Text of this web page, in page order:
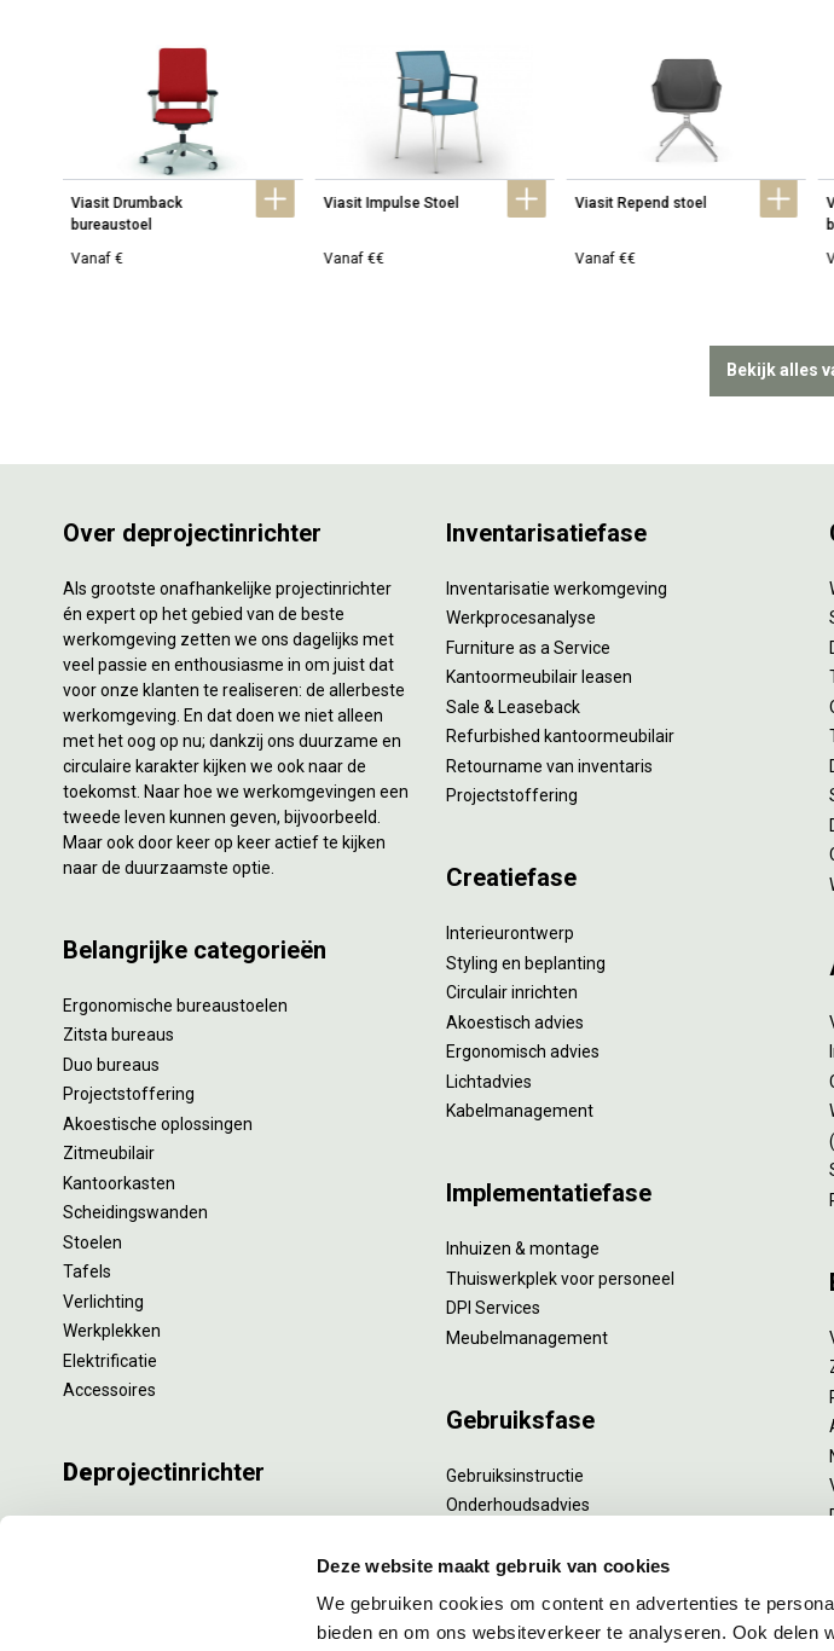
Deze website maakt gebruik van cookies
We gebruiken cookies om content en advertenties te
bieden en om ons websiteverkeer te analyseren. Ook delen
Viasit Drumback
bureaustoel
Vanaf €
Viasit Impulse Stoel
Vanaf €€
Viasit Repend stoel
Vanaf €€
Bekijk alles
Over deprojectinrichter
Als grootste onafhankelijke projectinrichter
én expert op het gebied van de beste
werkomgeving zetten we ons dagelijks met
veel passie en enthousiasme in om juist dat
voor onze klanten te realiseren: de allerbeste
werkomgeving. En dat doen we niet alleen
met het oog op nu; dankzij ons duurzame en
circulaire karakter kijken we ook naar de
toekomst. Naar hoe we werkomgevingen een
tweede leven kunnen geven, bijvoorbeeld.
Maar ook door keer op keer actief te kijken
naar de duurzaamste optie.
Belangrijke categorieën
Ergonomische bureaustoelen
Zitsta bureaus
Duo bureaus
Projectstoffering
Akoestische oplossingen
Zitmeubilair
Kantoorkasten
Scheidingswanden
Stoelen
Tafels
Verlichting
Werkplekken
Elektrificatie
Accessoires
Deprojectinrichter
Inventarisatiefase
Inventarisatie werkomgeving
Werkprocesanalyse
Furniture as a Service
Kantoormeubilair leasen
Sale & Leaseback
Refurbished kantoormeubilair
Retourname van inventaris
Projectstoffering
Creatiefase
Interieurontwerp
Styling en beplanting
Circulair inrichten
Akoestisch advies
Ergonomisch advies
Lichtadvies
Kabelmanagement
Implementatiefase
Inhuizen & montage
Thuiswerkplek voor personeel
DPI Services
Meubelmanagement
Gebruiksfase
Gebruiksinstructie
Onderhoudsadvies
Specialistische reiniging
Refurbishment
Interne verhuizing